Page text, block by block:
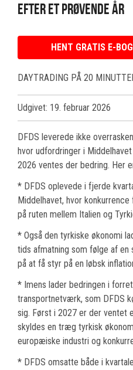
efter et prøvende år
HENT GRATIS E-BOG
DAYTRADING PÅ 20
Udgivet: 19. februar 2026
DFDS leverede ikke
hvor udfordringer i
2026 ventes der bedring. Her
* DFDS oplevede i fjerde
Middelhavet, hvor
på ruten mellem Italien og
* Også den tyrkiske økonomi
tids afmatning som følge af
på at få styr på en løbsk
* Imens lader bedringen i
transportnetværk, som DFDS
sig. Først i 2027 er der ventet
skyldes en træg tyrkisk
europæiske industri og
* DFDS omsatte både i